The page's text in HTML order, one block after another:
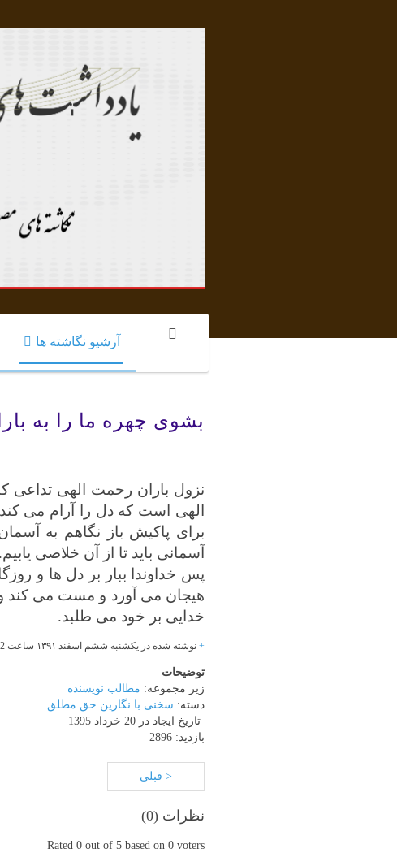
آرشیو نگاشته ها
بشوی چهره ما را به
نزول باران رحمت الهی تداعی
الهی است که دل را آرام می
برای پاکیش باز نگاهم به
آسمانی باید تا از آن خلاصی یابیم.
پس خداوندا ببار بر دل ها و
هیجان می آورد و مست می کند و
خدایی بر خود می طلبد.
+ نوشته شده در یکشنبه ششم اسفند ۱۳۹۱ ساعت 9:52 شماره پست: 250
توضیحات
زیر مجموعه: مطالب نویسنده
دسته: سخنی با نگارین حق مطلق
تاریخ ایجاد در 20 خرداد 1395
بازدید: 2896
< قبلی
نظرات (0
)
Rated 0 out of 5 based on 0 voters